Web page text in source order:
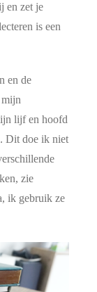
en zet je
is een
en de
lijf en hoofd
Dit doe ik niet
zie
ik gebruik ze